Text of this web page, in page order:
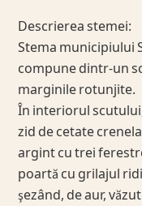
Descrierea stemei:
Stema municipiului
compune dintr-un
marginile rotunjite.
În interiorul
zid de cetate
argint cu trei
poartă cu grilajul
şezând, de aur,